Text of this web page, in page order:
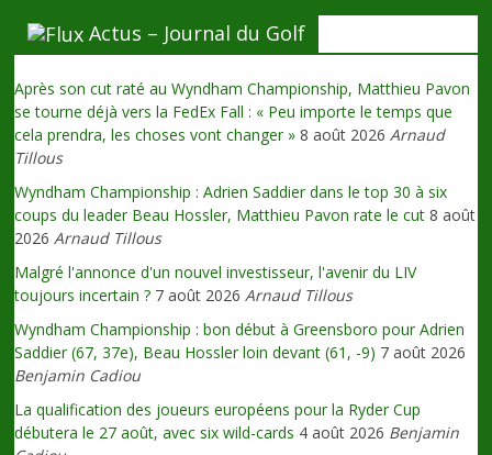
Actus – Journal du Golf
Après son cut raté au Wyndham Championship, Matthieu Pavon
se tourne déjà vers la FedEx Fall : « Peu importe le temps que
cela prendra, les choses vont changer » 8 août 2026 Arnaud
Tillous
Wyndham Championship : Adrien Saddier dans le top 30 à six
coups du leader Beau Hossler, Matthieu Pavon rate le cut 8 août
2026 Arnaud Tillous
Malgré l'annonce d'un nouvel investisseur, l'avenir du LIV
toujours incertain ? 7 août 2026 Arnaud Tillous
Wyndham Championship : bon début à Greensboro pour Adrien
Saddier (67, 37e), Beau Hossler loin devant (61, -9) 7 août 2026
Benjamin Cadiou
La qualification des joueurs européens pour la Ryder Cup
débutera le 27 août, avec six wild-cards 4 août 2026 Benjamin